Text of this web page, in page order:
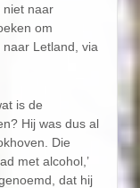
niet naar
om
Letland, via
is de
Hij was dus al
Die
met alcohol,’
dat hij